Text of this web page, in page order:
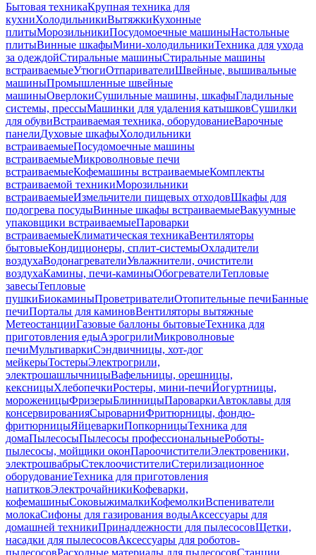
Бытовая техникаКрупная техника для
кухниХолодильникиВытяжкиКухонные
плитыМорозильникиПосудомоечные машиныНастольные
плитыВинные шкафыМини-холодильникиТехника для ухода
за одеждойСтиральные машиныСтиральные машины
встраиваемыеУтюгиОтпаривателиШвейные, вышивальные
машиныПромышленные швейные
машиныОверлокиСушильные машины, шкафыГладильные
системы, прессыМашинки для удаления катышковСушилки
для обувиВстраиваемая техника, оборудованиеВарочные
панелиДуховые шкафыХолодильники
встраиваемыеПосудомоечные машины
встраиваемыеМикроволновые печи
встраиваемыеКофемашины встраиваемыеКомплекты
встраиваемой техникиМорозильники
встраиваемыеИзмельчители пищевых отходовШкафы для
подогрева посудыВинные шкафы встраиваемыеВакуумные
упаковщики встраиваемыеПароварки
встраиваемыеКлиматическая техникаВентиляторы
бытовыеКондиционеры, сплит-системыОхладители
воздухаВодонагревателиУвлажнители, очистители
воздухаКамины, печи-каминыОбогревателиТепловые
завесыТепловые
пушкиБиокаминыПроветривателиОтопительные печиБанные
печиПорталы для каминовВентиляторы вытяжные
МетеостанцииГазовые баллоны бытовыеТехника для
приготовления едыАэрогрилиМикроволновые
печиМультиваркиСэндвичницы, хот-дог
мейкерыТостерыЭлектрогрили,
электрошашлычницыВафельницы, орешницы,
кексницыХлебопечкиРостеры, мини-печиЙогуртницы,
мороженицыФризерыБлинницыПароваркиАвтоклавы для
консервированияСыроварниФритюрницы, фондю-
фритюрницыЯйцеваркиПопкорницыТехника для
домаПылесосыПылесосы профессиональныеРоботы-
пылесосы, мойщики оконПароочистителиЭлектровеники,
электрошвабрыСтеклоочистителиСтерилизационное
оборудованиеТехника для приготовления
напитковЭлектрочайникиКофеварки,
кофемашиныСоковыжималкиКофемолкиВспениватели
молокаСифоны для газирования водыАксессуары для
домашней техникиПринадлежности для пылесосовЩетки,
насадки для пылесосовАксессуары для роботов-
пылесосовРасходные материалы для пылесосовСтанции,